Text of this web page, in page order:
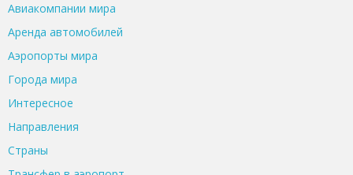
Авиакомпании мира
Аренда автомобилей
Аэропорты мира
Города мира
Интересное
Направления
Страны